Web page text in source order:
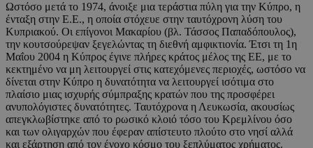
Ωστόσο μετά το 1974, άνοιξε μια τεράστια πύλη για την Κύπρο, η
ένταξη στην Ε.Ε., η οποία στόχευε στην ταυτόχρονη λύση του
Κυπριακού. Οι επίγονοι Μακαρίου (βλ. Τάσσος Παπαδόπουλος),
την κουτσούρεψαν ξεγελώντας τη διεθνή αμφικτιονία. Έτσι τη 1η
Μαΐου 2004 η Κύπρος έγινε πλήρες κράτος μέλος της ΕΕ, με το
κεκτημένο να μη λειτουργεί στις κατεχόμενες περιοχές, ωστόσο να
δίνεται στην Κύπρο η δυνατότητα να λειτουργεί ισότιμα στο
πλαίσιο μιας ισχυρής σύμπραξης κρατών που της προσφέρει
ανυπολόγιστες δυνατότητες. Ταυτόχρονα η Λευκωσία, ακουσίως
απεγκλωβίστηκε από το ρωσικό κλοιό τόσο του Κρεμλίνου όσο
και των ολιγαρχών που έφεραν απίστευτο πλούτο στο νησί αλλά
και εξάρτηση από τον ένοχο κόσμο του ξεπλύματος χρήματος.